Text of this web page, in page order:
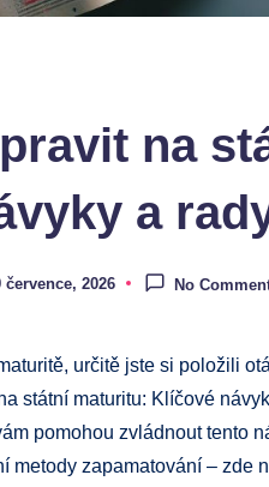
na
a
července, 2026 No
určitě jste si položili
státní maturitu: Klíčové
pomohou zvládnout tento
metody zapamatování – zde